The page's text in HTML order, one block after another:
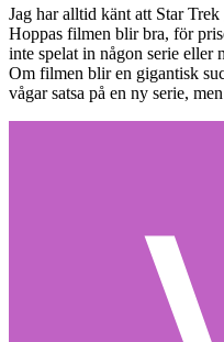
Jag har alltid känt att Star
Hoppas filmen blir bra, för
inte spelat in någon serie eller
Om filmen blir en gigantisk
vågar satsa på en ny serie,